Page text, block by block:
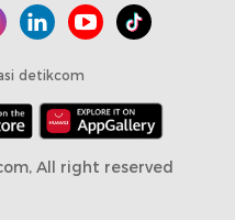
detikcom
All right reserved